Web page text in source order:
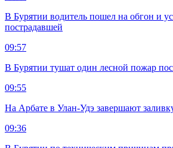
В Бурятии водитель пошел на обгон и
пострадавшей
09:57
В Бурятии тушат один лесной пожар
09:55
На Арбате в Улан-Удэ завершают
09:36